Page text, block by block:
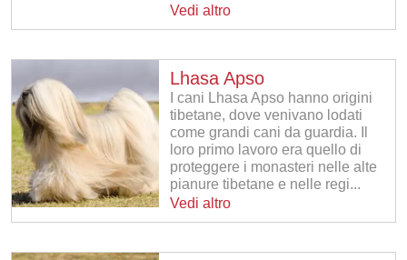
Vedi altro
Lhasa Apso
I cani Lhasa Apso hanno origini
tibetane, dove venivano lodati
come grandi cani da guardia. Il
loro primo lavoro era quello di
proteggere i monasteri nelle alte
pianure tibetane e nelle regi...
Vedi altro